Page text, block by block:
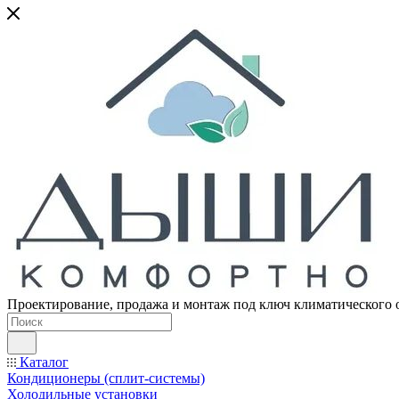
Проектирование, продажа и монтаж под ключ климатического
Каталог
Кондиционеры (сплит-системы)
Холодильные установки